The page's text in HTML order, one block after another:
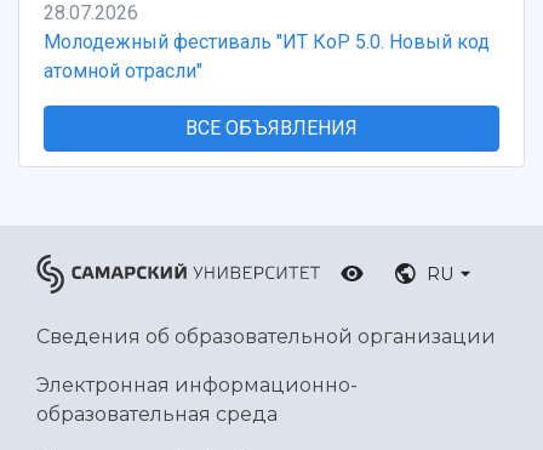
28.07.2026
Молодежный фестиваль "ИТ КоР 5.0. Новый код
атомной отрасли"
ВСЕ ОБЪЯВЛЕНИЯ
RU
Сведения об образовательной организации
Электронная информационно-
образовательная среда